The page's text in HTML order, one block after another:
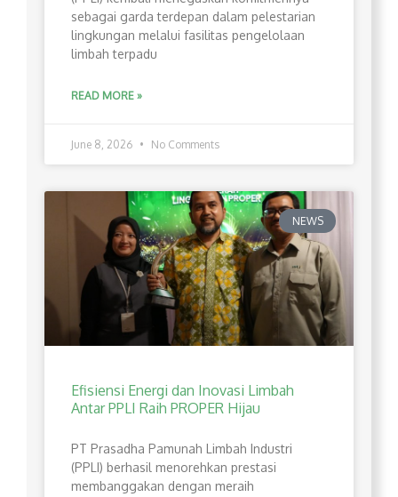
sebagai garda terdepan dalam pelestarian
lingkungan melalui fasilitas pengelolaan
limbah terpadu
READ MORE »
June 8, 2026 No Comments
NEWS
Efisiensi Energi dan Inovasi Limbah
Antar PPLI Raih PROPER Hijau
PT Prasadha Pamunah Limbah Industri
(PPLI) berhasil menorehkan prestasi
membanggakan dengan meraih